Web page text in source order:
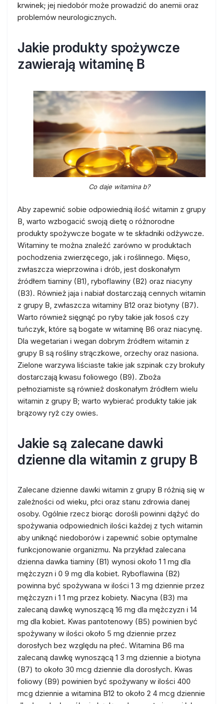
krwinek; jej niedobór może prowadzić do anemii oraz
problemów neurologicznych.
Jakie produkty spożywcze
zawierają witaminę B
Co daje witamina b?
Aby zapewnić sobie odpowiednią ilość witamin z grupy
B, warto wzbogacić swoją dietę o różnorodne
produkty spożywcze bogate w te składniki odżywcze.
Witaminy te można znaleźć zarówno w produktach
pochodzenia zwierzęcego, jak i roślinnego. Mięso,
zwłaszcza wieprzowina i drób, jest doskonałym
źródłem tiaminy (B1), ryboflawiny (B2) oraz niacyny
(B3). Również jaja i nabiał dostarczają cennych witamin
z grupy B, zwłaszcza witaminy B12 oraz biotyny (B7).
Warto również sięgnąć po ryby takie jak łosoś czy
tuńczyk, które są bogate w witaminę B6 oraz niacynę.
Dla wegetarian i wegan dobrym źródłem witamin z
grupy B są rośliny strączkowe, orzechy oraz nasiona.
Zielone warzywa liściaste takie jak szpinak czy brokuły
dostarczają kwasu foliowego (B9). Zboża
pełnoziarniste są również doskonałym źródłem wielu
witamin z grupy B; warto wybierać produkty takie jak
brązowy ryż czy owies.
Jakie są zalecane dawki
dzienne dla witamin z grupy B
Zalecane dzienne dawki witamin z grupy B różnią się w
zależności od wieku, płci oraz stanu zdrowia danej
osoby. Ogólnie rzecz biorąc dorośli powinni dążyć do
spożywania odpowiednich ilości każdej z tych witamin
aby uniknąć niedoborów i zapewnić sobie optymalne
funkcjonowanie organizmu. Na przykład zalecana
dzienna dawka tiaminy (B1) wynosi około 1 1 mg dla
mężczyzn i 0 9 mg dla kobiet. Ryboflawina (B2)
powinna być spożywana w ilości 1 3 mg dziennie przez
mężczyzn i 1 1 mg przez kobiety. Niacyna (B3) ma
zalecaną dawkę wynoszącą 16 mg dla mężczyzn i 14
mg dla kobiet. Kwas pantotenowy (B5) powinien być
spożywany w ilości około 5 mg dziennie przez
dorosłych bez względu na płeć. Witamina B6 ma
zalecaną dawkę wynoszącą 1 3 mg dziennie a biotyna
(B7) to około 30 mcg dziennie dla dorosłych. Kwas
foliowy (B9) powinien być spożywany w ilości 400
mcg dziennie a witamina B12 to około 2 4 mcg dziennie